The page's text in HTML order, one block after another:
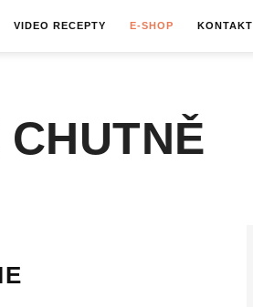
VIDEO RECEPTY E-SHOP KONTAKT
CHUTNĚ